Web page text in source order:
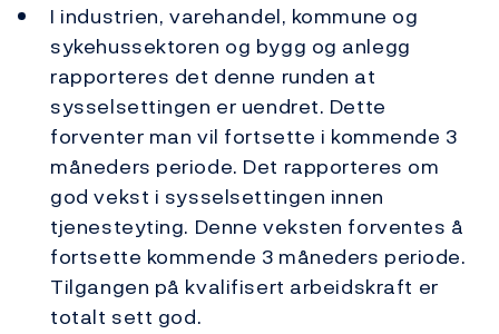
I industrien, varehandel, kommune og
sykehussektoren og bygg og anlegg
rapporteres det denne runden at
sysselsettingen er uendret. Dette
forventer man vil fortsette i kommende 3
måneders periode. Det rapporteres om
god vekst i sysselsettingen innen
tjenesteyting. Denne veksten forventes å
fortsette kommende 3 måneders periode.
Tilgangen på kvalifisert arbeidskraft er
totalt sett god.